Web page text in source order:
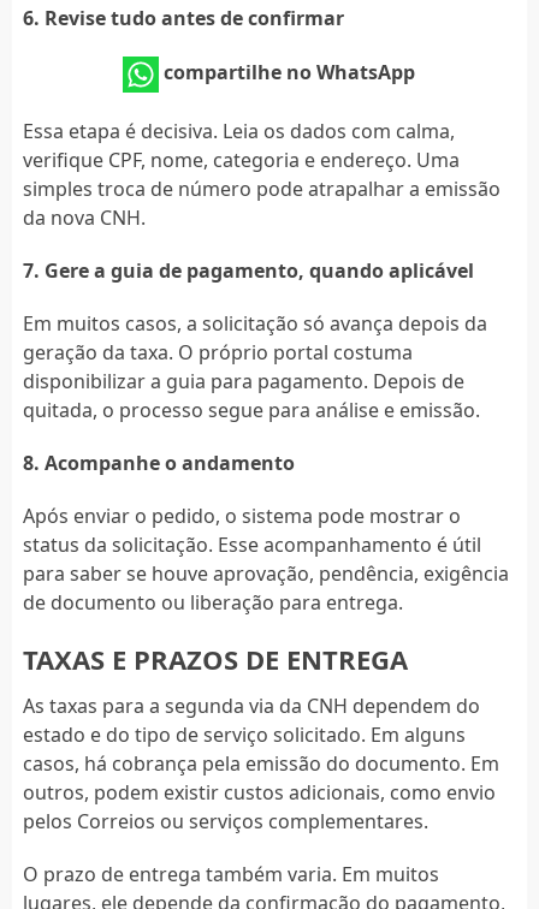
6. Revise tudo antes de confirmar
compartilhe no WhatsApp
Essa etapa é decisiva. Leia os dados com calma,
verifique CPF, nome, categoria e endereço. Uma
simples troca de número pode atrapalhar a emissão
da nova CNH.
7. Gere a guia de pagamento, quando aplicável
Em muitos casos, a solicitação só avança depois da
geração da taxa. O próprio portal costuma
disponibilizar a guia para pagamento. Depois de
quitada, o processo segue para análise e emissão.
8. Acompanhe o andamento
Após enviar o pedido, o sistema pode mostrar o
status da solicitação. Esse acompanhamento é útil
para saber se houve aprovação, pendência, exigência
de documento ou liberação para entrega.
TAXAS E PRAZOS DE ENTREGA
As taxas para a segunda via da CNH dependem do
estado e do tipo de serviço solicitado. Em alguns
casos, há cobrança pela emissão do documento. Em
outros, podem existir custos adicionais, como envio
pelos Correios ou serviços complementares.
O prazo de entrega também varia. Em muitos
lugares, ele depende da confirmação do pagamento,